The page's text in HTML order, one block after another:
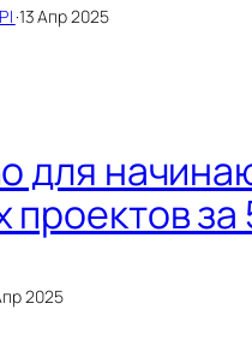
·13 Апр 2025
для
проектов
2025